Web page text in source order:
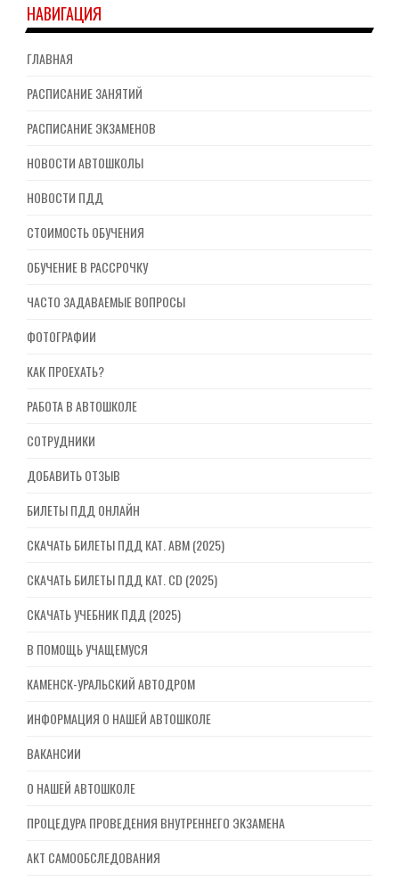
НАВИГАЦИЯ
ГЛАВНАЯ
РАСПИСАНИЕ ЗАНЯТИЙ
РАСПИСАНИЕ ЭКЗАМЕНОВ
НОВОСТИ АВТОШКОЛЫ
НОВОСТИ ПДД
СТОИМОСТЬ ОБУЧЕНИЯ
ОБУЧЕНИЕ В РАССРОЧКУ
ЧАСТО ЗАДАВАЕМЫЕ ВОПРОСЫ
ФОТОГРАФИИ
КАК ПРОЕХАТЬ?
РАБОТА В АВТОШКОЛЕ
СОТРУДНИКИ
ДОБАВИТЬ ОТЗЫВ
БИЛЕТЫ ПДД ОНЛАЙН
СКАЧАТЬ БИЛЕТЫ ПДД КАТ. ABM (2025)
СКАЧАТЬ БИЛЕТЫ ПДД КАТ. CD (2025)
СКАЧАТЬ УЧЕБНИК ПДД (2025)
В ПОМОЩЬ УЧАЩЕМУСЯ
КАМЕНСК-УРАЛЬСКИЙ АВТОДРОМ
ИНФОРМАЦИЯ О НАШЕЙ АВТОШКОЛЕ
ВАКАНСИИ
О НАШЕЙ АВТОШКОЛЕ
ПРОЦЕДУРА ПРОВЕДЕНИЯ ВНУТРЕННЕГО ЭКЗАМЕНА
АКТ САМООБСЛЕДОВАНИЯ